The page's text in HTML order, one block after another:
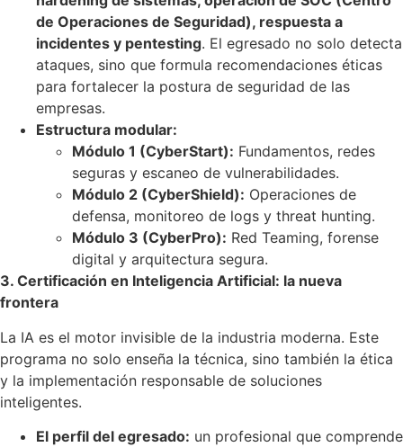
de Operaciones de Seguridad), respuesta a
incidentes y pentesting. El egresado no solo detecta
ataques, sino que formula recomendaciones éticas
para fortalecer la postura de seguridad de las
empresas.
Estructura modular:
Módulo 1 (CyberStart): Fundamentos, redes
seguras y escaneo de vulnerabilidades.
Módulo 2 (CyberShield): Operaciones de
defensa, monitoreo de logs y threat hunting.
Módulo 3 (CyberPro): Red Teaming, forense
digital y arquitectura segura.
3. Certificación en Inteligencia Artificial: la nueva
frontera
La IA es el motor invisible de la industria moderna. Este
programa no solo enseña la técnica, sino también la ética
y la implementación responsable de soluciones
inteligentes.
El perfil del egresado: un profesional que comprende